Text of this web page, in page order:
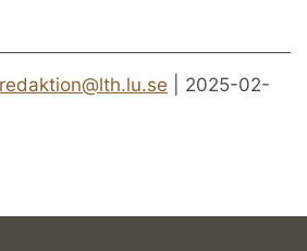
| 2025-02-